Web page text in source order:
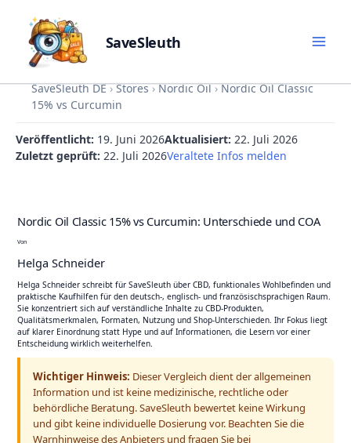
content
SaveSleuth
SaveSleuth DE › Stores › Nordic Oil › Nordic Oil Classic
15% vs Curcumin
Veröffentlicht: 19. Juni 2026Aktualisiert: 22. Juli 2026
Zuletzt geprüft: 22. Juli 2026Veraltete Infos melden
Nordic Oil Classic 15% vs Curcumin: Unterschiede und COA
Von
Helga Schneider
Helga Schneider schreibt für SaveSleuth über CBD, funktionales Wohlbefinden und
praktische Kaufhilfen für den deutsch-, englisch- und französischsprachigen Raum.
Sie konzentriert sich auf verständliche Inhalte zu CBD-Produkten,
Qualitätsmerkmalen, Formaten, Nutzung und Shop-Unterschieden. Ihr Fokus liegt
auf klarer Einordnung statt Hype und auf Informationen, die Lesern vor einer
Entscheidung wirklich weiterhelfen.
Wichtiger Hinweis: Dieser Vergleich dient der allgemeinen
Information und ist keine medizinische, rechtliche oder
behördliche Beratung. SaveSleuth bewertet keine Wirkung
und gibt keine individuelle Dosierung vor. Beachten Sie die
Warnhinweise des Anbieters und fragen Sie bei